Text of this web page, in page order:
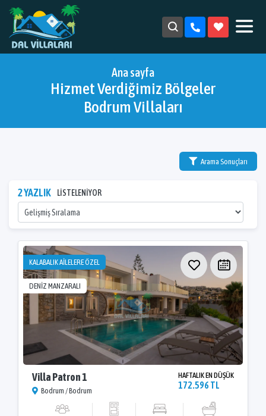
Ana sayfa
Hizmet Verdiğimiz Bölgeler
Bodrum Villaları
Arama Sonuçları
2 YAZLIK LİSTELENİYOR
KALABALIK AİLELERE ÖZEL
DENİZ MANZARALI
Villa Patron 1
Bodrum / Bodrum
HAFTALIK EN DÜŞÜK
172.596 TL